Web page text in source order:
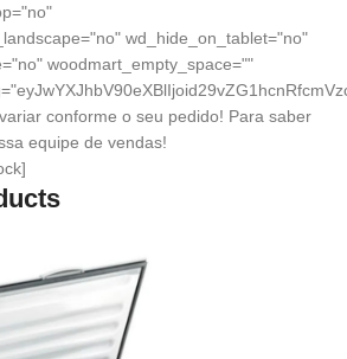
wd_hide_on_tablet="no"
woodmart_empty_space=""
conforme o seu pedido! Para saber
equipe de vendas!